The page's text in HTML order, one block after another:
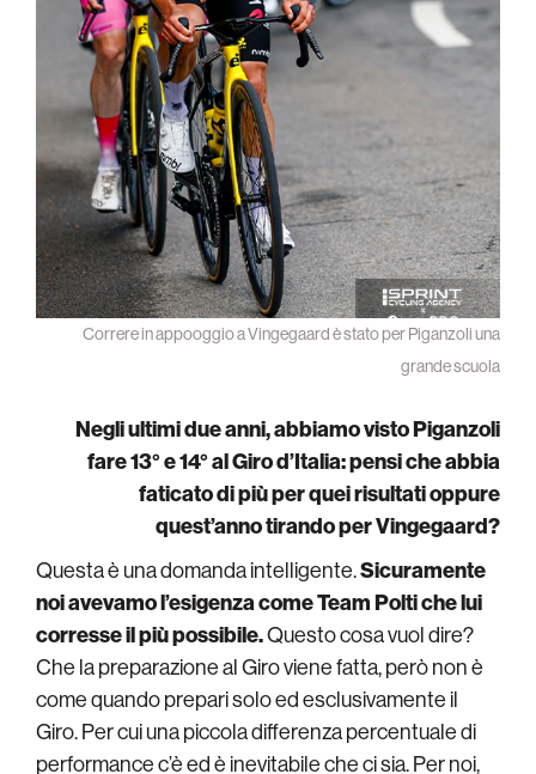
Correre in appooggio a Vingegaard è stato per Piganzoli una
grande scuola
Negli ultimi due anni, abbiamo visto Piganzoli
fare 13° e 14° al Giro d’Italia: pensi che abbia
faticato di più per quei risultati oppure
quest’anno tirando per Vingegaard?
Questa è una domanda intelligente.Sicuramente
noi avevamo l’esigenza come Team Polti che lui
corresse il più possibile.Questo cosa vuol dire?
Che la preparazione al Giro viene fatta, però non è
come quando prepari solo ed esclusivamente il
Giro. Per cui una piccola differenza percentuale di
performance c’è ed è inevitabile che ci sia. Per noi,